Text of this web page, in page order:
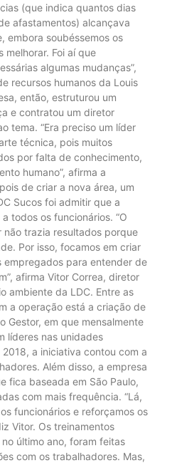
(que indica quantos dias
afastamentos) alcançava
embora soubéssemos os
melhorar. Foi aí que
algumas mudanças”,
recursos humanos da Louis
então, estruturou um
e contratou um diretor
tema. “Era preciso um líder
técnica, pois muitos
por falta de conhecimento,
humano”, afirma a
de criar a nova área, um
Sucos foi admitir que a
todos os funcionários. “O
trazia resultados porque
Por isso, focamos em criar
empregados para entender de
afirma Vitor Correa, diretor
ambiente da LDC. Entre as
a operação está a criação de
Gestor, em que mensalmente
líderes nas unidades
a iniciativa contou com a
Além disso, a empresa
fica baseada em São Paulo,
com mais frequência. “Lá,
funcionários e reforçamos os
Vitor. Os treinamentos
último ano, foram feitas
com os trabalhadores. Mas,